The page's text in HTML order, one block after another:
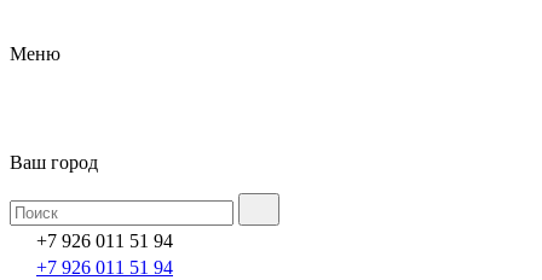
Меню
Ваш город
+7 926 011 51 94
+7 926 011 51 94